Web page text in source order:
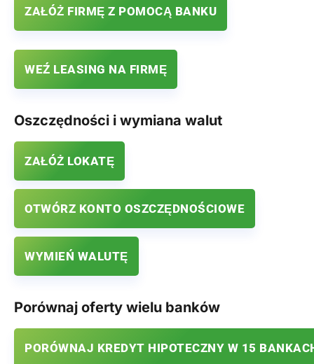
ZAŁÓŻ FIRMĘ Z POMOCĄ BANKU
WEŹ LEASING NA FIRMĘ
Oszczędności i wymiana walut
ZAŁÓŻ LOKATĘ
OTWÓRZ KONTO OSZCZĘDNOŚCIOWE
WYMIEŃ WALUTĘ
Porównaj oferty wielu banków
PORÓWNAJ KREDYT HIPOTECZNY W 15